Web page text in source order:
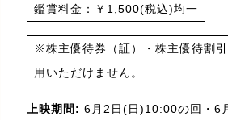
鑑賞料金：￥1,500(税込)均一
※株主優待券（証）・株主優待割
用いただけません。
上映期間: 6月2日(日)10:00の回・6